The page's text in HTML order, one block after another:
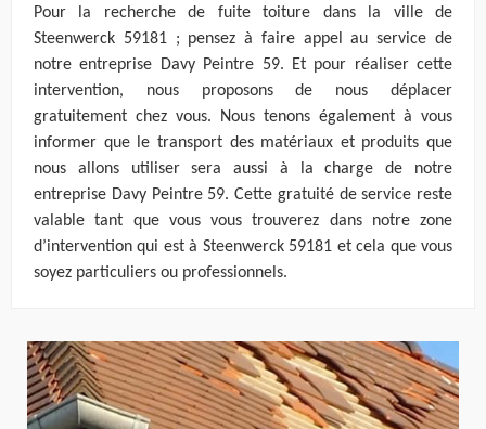
Pour la recherche de fuite toiture dans la ville de
Steenwerck 59181 ; pensez à faire appel au service de
notre entreprise Davy Peintre 59. Et pour réaliser cette
intervention, nous proposons de nous déplacer
gratuitement chez vous. Nous tenons également à vous
informer que le transport des matériaux et produits que
nous allons utiliser sera aussi à la charge de notre
entreprise Davy Peintre 59. Cette gratuité de service reste
valable tant que vous vous trouverez dans notre zone
d’intervention qui est à Steenwerck 59181 et cela que vous
soyez particuliers ou professionnels.